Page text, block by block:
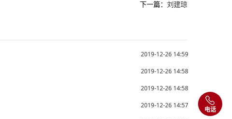
下一篇： 刘建琼
2019-12-26 14:59
2019-12-26 14:58
2019-12-26 14:58
2019-12-26 14:57 电话